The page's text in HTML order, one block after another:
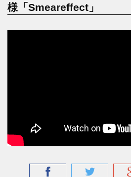
様「Smeareffect」